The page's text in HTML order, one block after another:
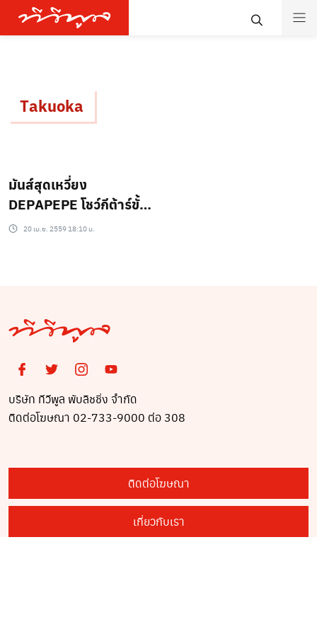
Takuoka
มันส์สุดเหวี่ยง
DEPAPEPE โชว์กีต้าร์ขั้น
เทพสะกดใจแฟนไทย
20 เม.ย. 2559 18:10 น.
บริษัท ทีวีพูล พับลิชชิ่ง จำกัด
ติดต่อโฆษณา 02-733-9000 ต่อ 308
ติดต่อโฆษณา
เกี่ยวกับเรา